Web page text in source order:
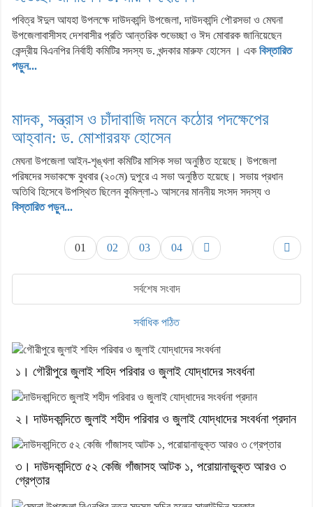
পবিত্র ঈদুল আযহা উপলক্ষে দাউদকান্দি উপজেলা, দাউদকান্দি পৌরসভা ও মেঘনা
উপজেলাবাসীসহ দেশবাসীর প্রতি আন্তরিক শুভেচ্ছা ও ঈদ মোবারক জানিয়েছেন
কেন্দ্রীয় বিএনপির নির্বাহী কমিটির সদস্য ড. খন্দকার মারুফ হোসেন । এক বিস্তারিত
পড়ুন...
মাদক, সন্ত্রাস ও চাঁদাবাজি দমনে কঠোর পদক্ষেপের
আহ্বান: ড. মোশাররফ হোসেন
মেঘনা উপজেলা আইন-শৃঙ্খলা কমিটির মাসিক সভা অনুষ্ঠিত হয়েছে। উপজেলা
পরিষদের সভাকক্ষে বুধবার (২০মে) দুপুরে এ সভা অনুষ্ঠিত হয়েছে। সভায় প্রধান
অতিথি হিসেবে উপস্থিত ছিলেন কুমিল্লা-১ আসনের মাননীয় সংসদ সদস্য ও
বিস্তারিত পড়ুন...
01 02 03 04
সর্বশেষ সংবাদ
সর্বাধিক পঠিত
১। গৌরীপুরে জুলাই শহিদ পরিবার ও জুলাই যোদ্ধাদের সংবর্ধনা
২। দাউদকান্দিতে জুলাই শহীদ পরিবার ও জুলাই যোদ্ধাদের সংবর্ধনা প্রদান
৩। দাউদকান্দিতে ৫২ কেজি গাঁজাসহ আটক ১, পরোয়ানাভুক্ত আরও ৩
গ্রেপ্তার